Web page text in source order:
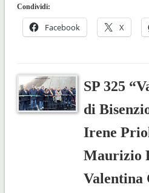
Condividi:
Facebook X
SP 325
di
Irene
Maurizio
Valentina